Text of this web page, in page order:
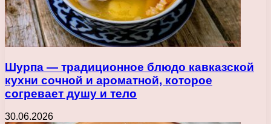
Шурпа — традиционное блюдо кавказской
кухни сочной и ароматной, которое
согревает душу и тело
30.06.2026